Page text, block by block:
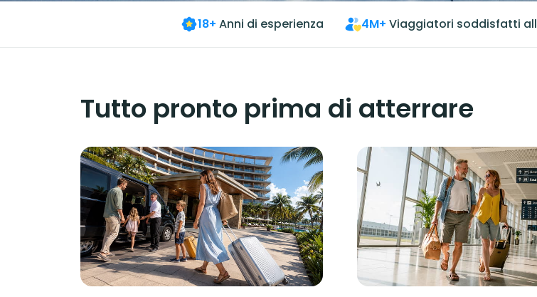
18+ Anni di esperienza 4M+ Viaggiatori soddisfatti
Tutto pronto prima di atterrare